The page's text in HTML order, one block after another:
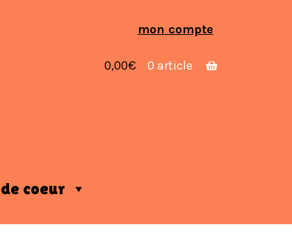
mon compte
0,00€ 0 article
coeur